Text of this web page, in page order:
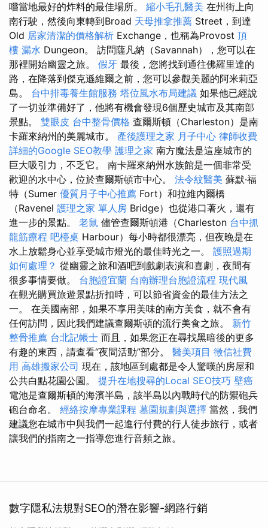
嚐當地最好的炸料的最佳場所。 縮小毛孔醫美 在州街上向
南行駛，然後向東轉到Broad 天母推拿推薦 Street，到達
Old 居家清潔的價格解析 Exchange，也稱為Provost 頂
樓 漏水 Dungeon。 訪問薩凡納（Savannah），您可以在
那裡開始幽靈之旅。 假牙 最後，您將找到通往佛羅里達的
路，在降落到傑克遜維爾之前，您可以參觀美麗的阿米莉亞
島。 台中排毒養生館服務 塔位風水布局建議 如果他已經說
了一切並準備好了，他將有機會發現6個歷史城市及其南部
景點。 雙眼皮 台中整骨價格 查爾斯頓（Charleston）是南
卡羅來納州的美麗城市。 產後護理之家 月子中心 律師收費
詳細的Google SEO教學 護理之家 南方魔法是這座城市的
巨大吸引力，不乏它。 南卡羅來納州水族館是一個非常受
歡迎的水中心，位於查爾斯頓市中心。 法令紋醫美 蘇默·福
特（Sumer 優質月子中心推薦 Fort）和拉維內爾橋
（Ravenel 護理之家 單人房 Bridge）也從港口著火，還有
進一步的景點。 老鼠 儘管查爾斯頓港（Charleston 台中抓
龍筋療程 吧檯桌 Harbour）每小時都很漂亮，但夜晚是在
水上放鬆身心並享受城市燈光的最佳時光之一。 護照過期
如何處理？ 從幽靈之旅和酒吧到戲劇表演和喜劇，夜間有
很多事情要做。 台胞證宜蘭 台南辦理台胞證流程 現代風
在觀光購買旅遊景點折扣時，可以節省資金的最佳方法之
一。 在美國南部，如果不享用美味的南方美食，就不會有
任何訪問，因此我們建議查爾斯頓的流行美食之旅。 新竹
整骨推薦 台北記帳士 而且，如果您正在尋找黑暗後的更多
有趣的東西，請查看“夜間活動”部分。 醫美項目 徵信社費
用 高雄搬家公司 現在，該地區到處都是令人驚嘆的房屋和
公共白點花園公園。 提升在地搜尋的Local SEO技巧 壁癌
電池是查爾斯頓的海濱半島，該半島以內戰時代的防禦砲兵
砲台命名。 經絡按摩專業課程 墓園規劃與選擇 當然，我們
建議您在城市中與我們一起進行付費的行人徒步旅行，或者
讓我們的指南之一指導您進行音頻之旅。
數字隱私法規對SEO的潛在影響-網路行銷